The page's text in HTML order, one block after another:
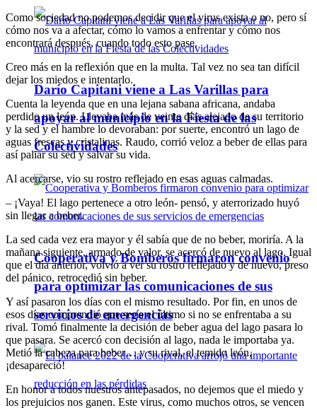
Darío Capitani viene a Las Varillas para
apoyar al municipio en la Fiesta de las
Colectividades
Cooperativa y Bomberos firmaron convenio
para optimizar las comunicaciones de sus
servicios de emergencias
Como sociedad no podemos decidir que el virus exista o no, pero sí
cómo nos va a afectar, cómo lo vamos a enfrentar y cómo nos
encontrará después, cuando todo esto pase.
Creo más en la reflexión que en la multa. Tal vez no sea tan difícil
dejar los miedos e intentarlo.
Cuenta la leyenda que en una lejana sabana africana, andaba
perdido un león. Llevaba más de veinte días alejado de su territorio
y la sed y el hambre lo devoraban: por suerte, encontró un lago de
aguas frescas y cristalinas. Raudo, corrió veloz a beber de ellas para
así paliar su sed y salvar su vida.
Al acercarse, vio su rostro reflejado en esas aguas calmadas.
– ¡Vaya! El lago pertenece a otro león- pensó, y aterrorizado huyó
sin llegar a beber.
La sed cada vez era mayor y él sabía que de no beber, moriría. A la
mañana siguiente, armado de valor, se acercó de nuevo al lago. Igual
que el día anterior, volvió a ver su rostro reflejado y de nuevo, preso
del pánico, retrocedió sin beber.
Y así pasaron los días con el mismo resultado. Por fin, en unos de
esos días comprendió que sería el último si no se enfrentaba a su
rival. Tomó finalmente la decisión de beber agua del lago pasara lo
que pasara. Se acercó con decisión al lago, nada le importaba ya.
Metió la cabeza para beber… y su rival, el temido león,
¡desapareció!
En honor a todos nuestros antepasados, no dejemos que el miedo y
los prejuicios nos ganen. Este virus, como muchos otros, se vencen